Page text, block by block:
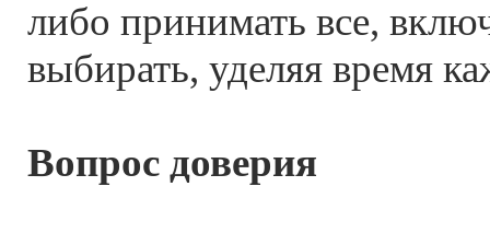
либо принимать все,
выбирать, уделяя время
Вопрос доверия